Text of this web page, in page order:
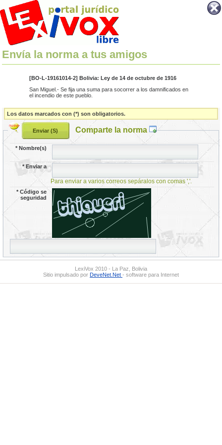
Envía la norma a tus amigos
[BO-L-19161014-2] Bolivia: Ley de 14 de octubre de 1916
San Miguel.- Se fija una suma para socorrer a los damnificados en
el incendio de este pueblo.
Los datos marcados con (*) son obligatorios.
Comparte la norma
*Nombre(s)
*Enviar a
Para enviar a varios correos sepáralos con comas ','.
*Código se
seguridad
LexiVox 2010 - La Paz, Bolivia
Sitio impulsado por DeveNet.Net - software para Internet